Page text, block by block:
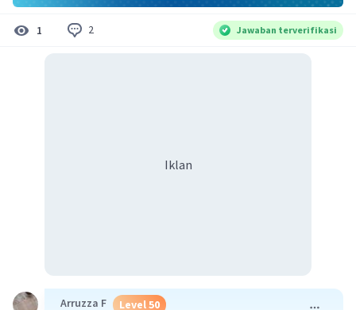
1 2 Jawaban terverifikasi
Iklan
Arruzza F Level 50